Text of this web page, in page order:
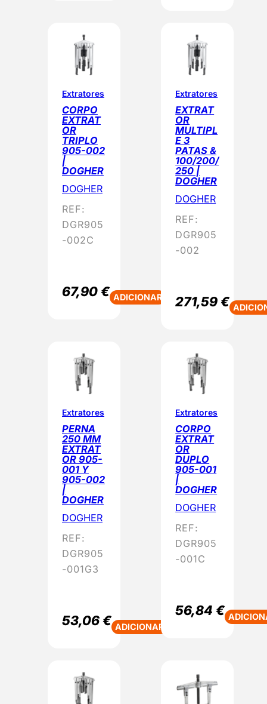
Extratores
CORPO
EXTRAT
OR
TRIPLO
905-002
|
DOGHER
DOGHER
REF:
DGR905
-002C
67,90€ ADICIONAR
Extratores
EXTRAT
OR
MULTIPL
E 3
PATAS &
100/200/
250 |
DOGHER
DOGHER
REF:
DGR905
-002
271,59€
Extratores
PERNA
250 MM
EXTRAT
OR 905-
001 Y
905-002
|
DOGHER
DOGHER
REF:
DGR905
-001G3
53,06€ ADICIONAR
Extratores
CORPO
EXTRAT
OR
DUPLO
905-001
|
DOGHER
DOGHER
REF:
DGR905
-001C
56,84€